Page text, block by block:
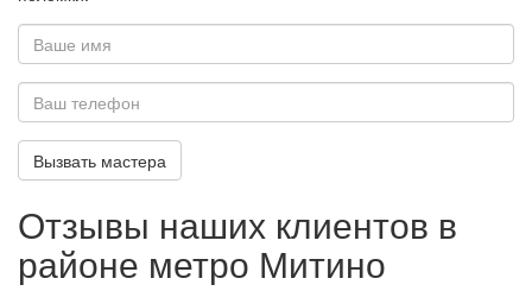
Ваше
имя
*Ваш
телефон
*
Вызвать мастера
Отзывы наших клиентов в
районе метро Митино